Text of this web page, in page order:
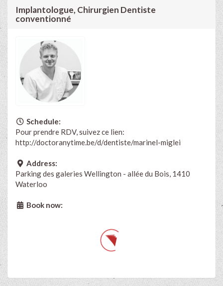
Implantologue, Chirurgien Dentiste
conventionné
Schedule:
Pour prendre RDV, suivez ce lien:
http://doctoranytime.be/d/dentiste/marinel-miglei
Address:
Parking des galeries Wellington - allée du Bois, 1410
Waterloo
Book now: